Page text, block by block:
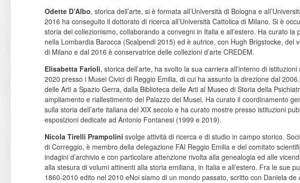
Odette D’Albo, storica dell’arte, si è formata all’Università di Bologna e
2016 ha conseguito il dottorato di ricerca all’Università Cattolica di Milano. Si è
storia del collezionismo, collaborando a convegni in Italia e all’estero. Ha curato
nella Lombardia Barocca (Scalpendi 2015) ed è autrice, con Hugh Brigstocke,
di Milano e dal 2016 è conservatrice delle collezioni d’arte CREDEM.
Elisabetta Farioli, storica dell’arte, ha svolto la sua carriera all’interno di
2020 presso i Musei Civici di Reggio Emilia, di cui ha assunto la direzione dal
delle Arti a Spazio Gerra, dalla Biblioteca delle Arti al Museo di Storia della
ampliamento e riallestimento del Palazzo dei Musei. Ha curato il coordinamento
sulla storia dell’arte italiana del XIX secolo e ha curato mostre presso istituzioni
esposizioni dedicate ad Antonio Fontanesi (1999 e 2019).
Nicola Tirelli Prampolini svolge attività di ricerca e di studio in campo storico.
di Correggio, è membro della delegazione FAI Reggio Emilia e del comitato
indagini d’archivio e con particolare attenzione rivolta alla genealogia ed alle
alla stesura di volumi attinenti alla storia emiliana, in Italia e all’estero. Fra le sue
1860-2010 edito nel 2010 eNoi siamo di un mondo passato, scritto con Daniela de